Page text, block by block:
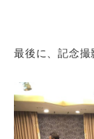
最後に、記念撮